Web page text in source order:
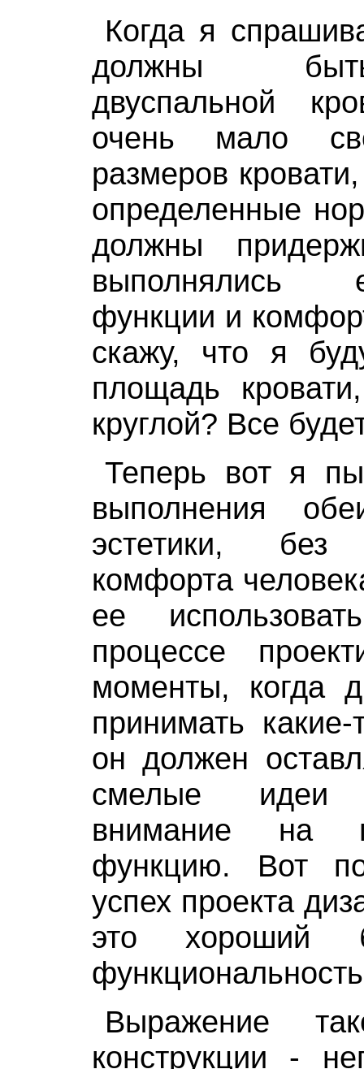
Когда я
должны
двуспальной
очень мало
размеров
определенные
должны
выполнялись
функции и
скажу, что я
площадь
круглой? Все
Теперь вот я
выполнения
эстетики,
комфорта
ее
процессе
моменты, когда
принимать
он должен
смелые
внимание на
функцию. Вот
успех проекта
это хороший
Выражение
конструкции -